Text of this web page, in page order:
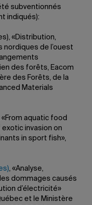
subventionnés
indiqués):
«Distribution,
de l’ouest
des forêts, Eacom
des Forêts, de la
Materials
aquatic food
invasion on
in sport fish»,
, «Analyse,
dommages causés
d’électricité»
et le Ministère